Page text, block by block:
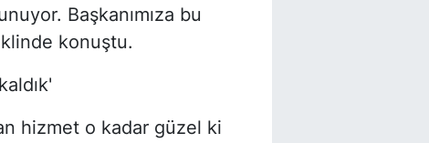
Başkanımıza bu
konuştu.
hizmet o kadar güzel ki